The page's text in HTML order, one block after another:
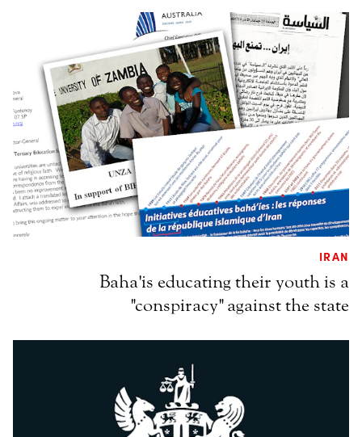
IRAN
Baha'is educating their youth is a
"conspiracy" against the state